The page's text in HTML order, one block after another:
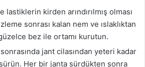
lastiklerin kirden arındırılmış olması
sonrası kalan nem ve ıslaklıktan
bez ile ortamı kurutun.
jant cilasından yeteri kadar
Her bir janta sürdükten sonra